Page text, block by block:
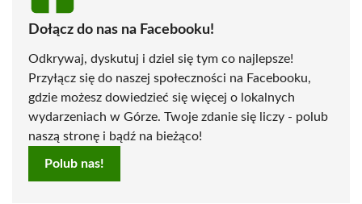
Dołącz do nas na Facebooku!
Odkrywaj, dyskutuj i dziel się tym co najlepsze!
Przyłącz się do naszej społeczności na Facebooku,
gdzie możesz dowiedzieć się więcej o lokalnych
wydarzeniach w Górze. Twoje zdanie się liczy - polub
naszą stronę i bądź na bieżąco!
Polub nas!